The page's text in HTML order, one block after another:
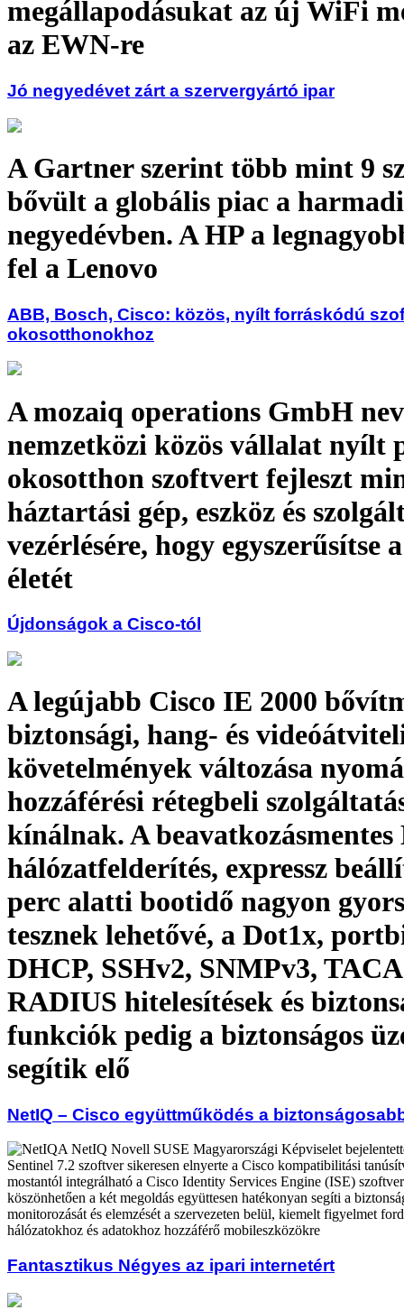
megállapodásukat az új WiFi
az EWN-re
Jó negyedévet zárt a szervergyártó ipar
A Gartner szerint több mint 9
bővült a globális piac a
negyedévben. A HP a
fel a Lenovo
ABB, Bosch, Cisco: közös, nyílt forráskódú
okosotthonokhoz
A mozaiq operations GmbH
nemzetközi közös vállalat nyílt
okosotthon szoftvert fejleszt
háztartási gép, eszköz és
vezérlésére, hogy egyszerűsítse
életét
Újdonságok a Cisco-tól
A legújabb Cisco IE 2000
biztonsági, hang- és
követelmények változása
hozzáférési rétegbeli
kínálnak. A beavatkozásmentes
hálózatfelderítés, expressz
perc alatti bootidő nagyon
tesznek lehetővé, a Dot1x,
DHCP, SSHv2, SNMPv3,
RADIUS hitelesítések és
funkciók pedig a biztonságos
segítik elő
NetIQ – Cisco együttműködés a
A NetIQ Novell SUSE Magyarországi Képviselet
Sentinel 7.2 szoftver sikeresen elnyerte a Cisco kompatibilitási
mostantól integrálható a Cisco Identity Services Engine (ISE)
köszönhetően a két megoldás együttesen hatékonyan segíti a
monitorozását és elemzését a szervezeten belül, kiemelt figyelmet
hálózatokhoz és adatokhoz hozzáférő mobileszközökre
Fantasztikus Négyes az ipari internetért